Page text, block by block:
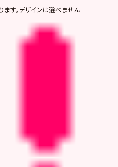
す。デザインは選べません